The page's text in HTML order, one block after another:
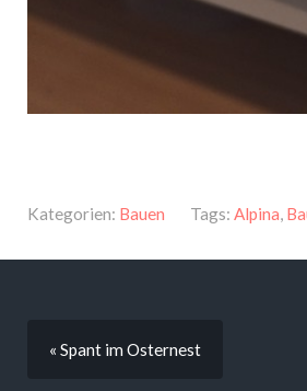
Kategorien: Bauen Tags: Alpina,
« Spant im Osternest